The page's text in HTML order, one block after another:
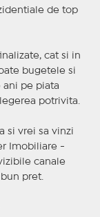
de top
cat si in
bugetele si
ani pe piata
potrivita.
si vrei sa vinzi
Imobiliare -
canale
pret.